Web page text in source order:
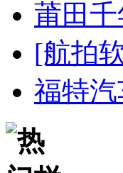
莆田
[航拍
福特